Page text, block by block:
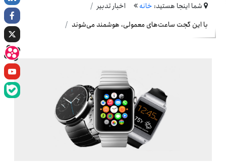
شما اینجا هستید: خانه
اخبار تدبیر
با این گجت ساعت‌های معمولی، هوشمند می‏‌شوند